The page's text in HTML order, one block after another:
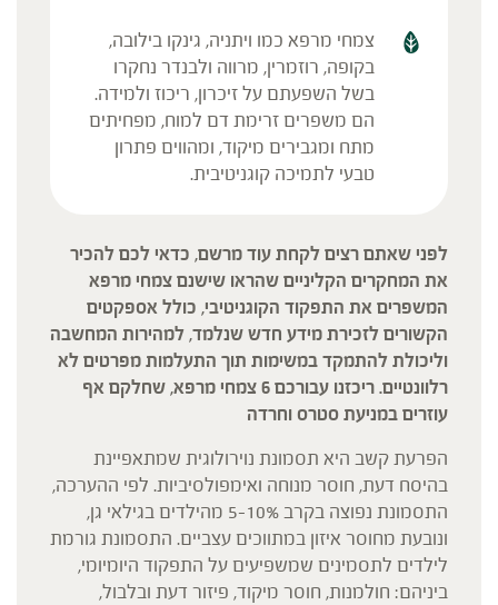
צמחי מרפא כמו ויתניה, גינקו בילובה,
בקופה, רוזמרין, מרווה ולבנדר נחקרו
בשל השפעתם על זיכרון, ריכוז ולמידה.
הם משפרים זרימת דם למוח, מפחיתים
מתח ומגבירים מיקוד, ומהווים פתרון
טבעי לתמיכה קוגניטיבית.
לפני שאתם רצים לקחת עוד מרשם, כדאי לכם להכיר
את המחקרים הקליניים שהראו שישנם צמחי מרפא
המשפרים את התפקוד הקוגניטיבי, כולל אספקטים
הקשורים לזכירת מידע חדש שנלמד, למהירות המחשבה
וליכולת להתמקד במשימות תוך התעלמות מפרטים לא
רלוונטיים.ריכזנו עבורכם 6 צמחי מרפא,שחלקם אף
עוזרים במניעת סטרס וחרדה
הפרעת קשב היא תסמונת נוירולוגית שמתאפיינת
בהיסח דעת, חוסר מנוחה ואימפולסיביות. לפי ההערכה,
התסמונת נפוצה בקרב 5-10% מהילדים בגילאי גן,
ונובעת מחוסר איזון במתווכים עצביים. התסמונת גורמת
לילדים לתסמינים שמשפיעים על התפקוד היומיומי,
ביניהם: חולמנות, חוסר מיקוד, פיזור דעת ובלבול,